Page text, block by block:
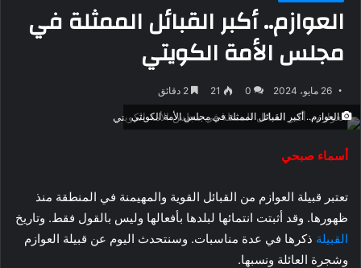
العوازم.. أكبر القبائل الممثلة في
مجلس الأمة الكويتي
26 مايو، 2024 0
21
العوازم.. أكبر القبائل الممثلة في مجلس الأمة الكويتي
أسماء صبحي
تعتبر قبيلة العوازم من القبائل القوية والمهيمنة في المنطقة منذ
ظهورها. وقد أثبتت انتمائها لبلدها بأفعالها وليس بالقول فقط. وتاريخ
القبيلة ذكرها في عدة مناسبات. وسنتحدث اليوم عن قبيلة العوازم
وشجرة العائلة ونسبها.